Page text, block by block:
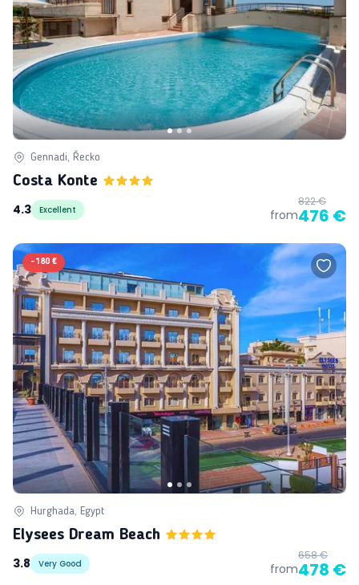
Gennadi, Řecko
Costa Konte
4.3
Excellent from
822 €
476 €
-180 €
Hurghada, Egypt
Elysees Dream Beach
3.8
Very Good from
658 €
478 €